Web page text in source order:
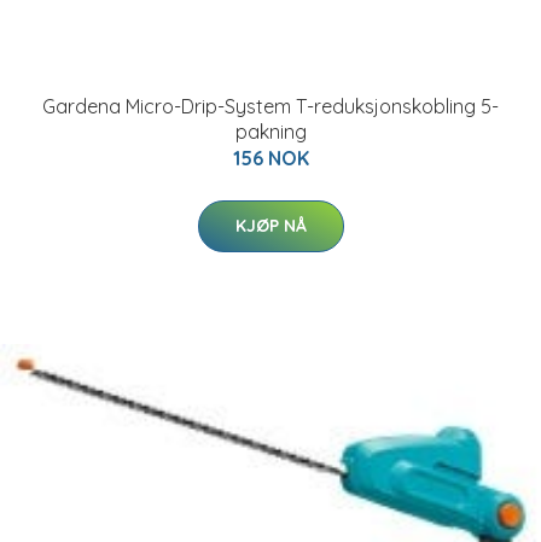
Gardena Micro-Drip-System T-reduksjonskobling 5-
pakning
156 NOK
KJØP NÅ